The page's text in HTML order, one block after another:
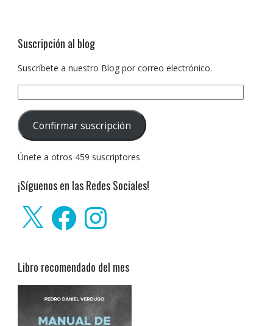
Suscripción al blog
Suscríbete a nuestro Blog por correo electrónico.
correo
electrónico:
Confirmar suscripción
Únete a otros 459 suscriptores
¡Síguenos en las Redes Sociales!
FacebookInstagram
Libro recomendado del mes